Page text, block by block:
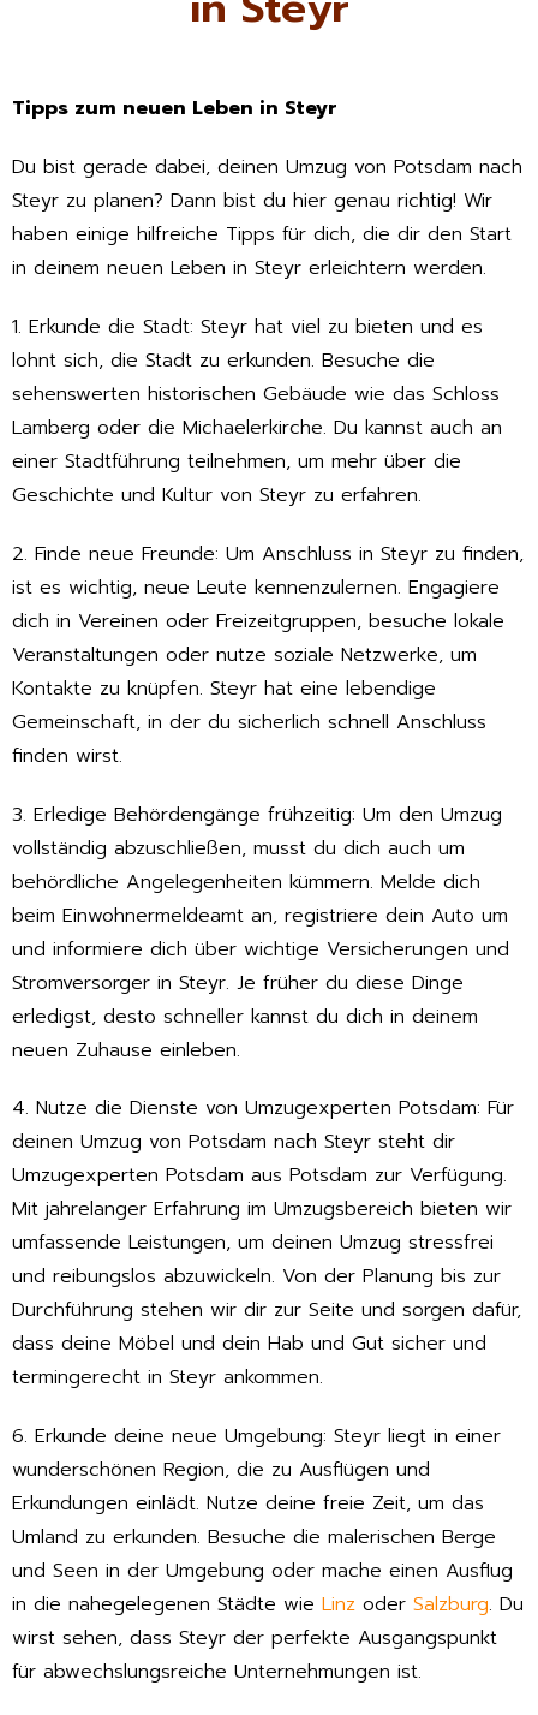
Tipps zum neuen Leben in Steyr
Du bist gerade dabei, deinen Umzug von Potsdam nach
Steyr zu planen? Dann bist du hier genau richtig! Wir
haben einige hilfreiche Tipps für dich, die dir den Start
in deinem neuen Leben in Steyr erleichtern werden.
1. Erkunde die Stadt: Steyr hat viel zu bieten und es
lohnt sich, die Stadt zu erkunden. Besuche die
sehenswerten historischen Gebäude wie das Schloss
Lamberg oder die Michaelerkirche. Du kannst auch an
einer Stadtführung teilnehmen, um mehr über die
Geschichte und Kultur von Steyr zu erfahren.
2. Finde neue Freunde: Um Anschluss in Steyr zu finden,
ist es wichtig, neue Leute kennenzulernen. Engagiere
dich in Vereinen oder Freizeitgruppen, besuche lokale
Veranstaltungen oder nutze soziale Netzwerke, um
Kontakte zu knüpfen. Steyr hat eine lebendige
Gemeinschaft, in der du sicherlich schnell Anschluss
finden wirst.
3. Erledige Behördengänge frühzeitig: Um den Umzug
vollständig abzuschließen, musst du dich auch um
behördliche Angelegenheiten kümmern. Melde dich
beim Einwohnermeldeamt an, registriere dein Auto um
und informiere dich über wichtige Versicherungen und
Stromversorger in Steyr. Je früher du diese Dinge
erledigst, desto schneller kannst du dich in deinem
neuen Zuhause einleben.
4. Nutze die Dienste von Umzugexperten Potsdam: Für
deinen Umzug von Potsdam nach Steyr steht dir
Umzugexperten Potsdam aus Potsdam zur Verfügung.
Mit jahrelanger Erfahrung im Umzugsbereich bieten wir
umfassende Leistungen, um deinen Umzug stressfrei
und reibungslos abzuwickeln. Von der Planung bis zur
Durchführung stehen wir dir zur Seite und sorgen dafür,
dass deine Möbel und dein Hab und Gut sicher und
termingerecht in Steyr ankommen.
6. Erkunde deine neue Umgebung: Steyr liegt in einer
wunderschönen Region, die zu Ausflügen und
Erkundungen einlädt. Nutze deine freie Zeit, um das
Umland zu erkunden. Besuche die malerischen Berge
und Seen in der Umgebung oder mache einen Ausflug
in die nahegelegenen Städte wie Linz oder Salzburg. Du
wirst sehen, dass Steyr der perfekte Ausgangspunkt
für abwechslungsreiche Unternehmungen ist.